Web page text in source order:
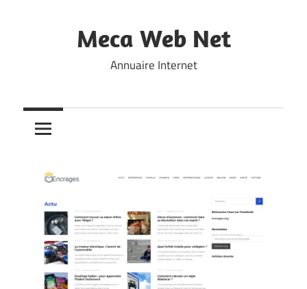
Meca Web Net
Annuaire Internet